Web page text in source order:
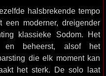
halsbrekende tempo
een moderner, dreigender
klassieke Sodom. Het
en beheerst, alsof het
die elk moment kan
het sterk. De solo laat